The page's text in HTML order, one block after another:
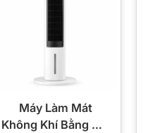
Máy Làm Mát
Không Khí Bằng Hơi